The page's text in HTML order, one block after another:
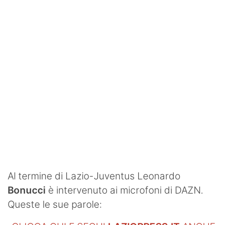
Al termine di Lazio-Juventus Leonardo
Bonucci è intervenuto ai microfoni di DAZN.
Queste le sue parole: